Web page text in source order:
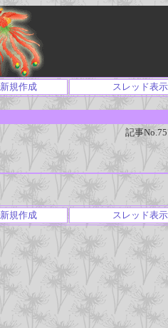
新規作成 スレッド表示
記事
新規作成 スレッド表示